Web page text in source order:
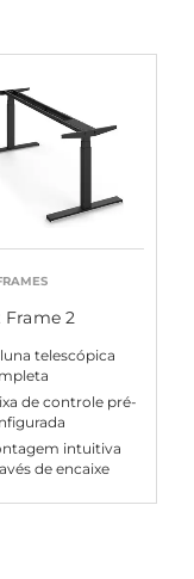
Frame 2
telescópica
de controle pré-
intuitiva
de encaixe